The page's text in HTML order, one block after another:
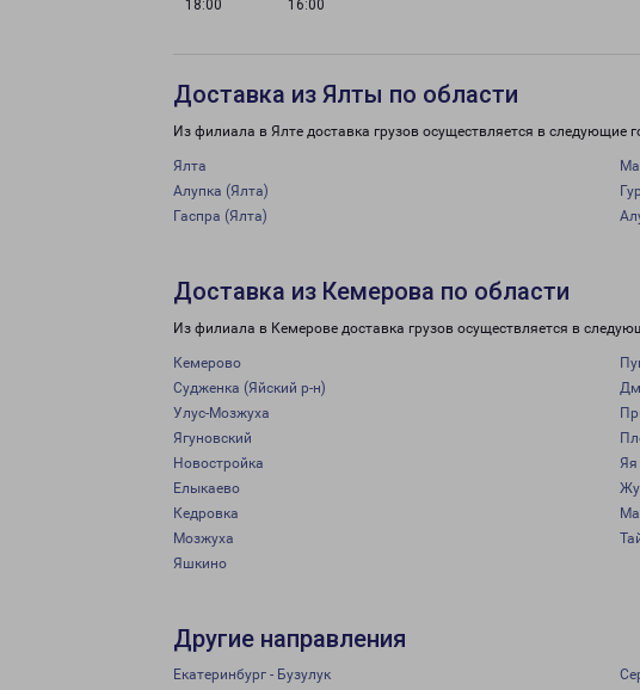
18:00 16:00
Доставка из Ялты по области
Из филиала в Ялте доставка грузов осуществляется в следующие
Ялта
Алупка (Ялта)
Гаспра (Ялта)
Доставка из Кемерова по области
Из филиала в Кемерове доставка грузов осуществляется в
Кемерово
Судженка (Яйский р-н)
Улус-Мозжуха
Ягуновский
Новостройка
Яя
Елыкаево
Кедровка
Мозжуха
Яшкино
Другие направления
Екатеринбург - Бузулук